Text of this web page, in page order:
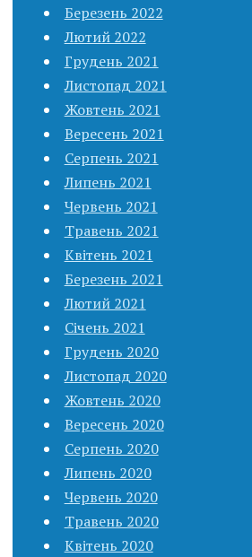
Березень 2022
Лютий 2022
Грудень 2021
Листопад 2021
Жовтень 2021
Вересень 2021
Серпень 2021
Липень 2021
Червень 2021
Травень 2021
Квітень 2021
Березень 2021
Лютий 2021
Січень 2021
Грудень 2020
Листопад 2020
Жовтень 2020
Вересень 2020
Серпень 2020
Липень 2020
Червень 2020
Травень 2020
Квітень 2020